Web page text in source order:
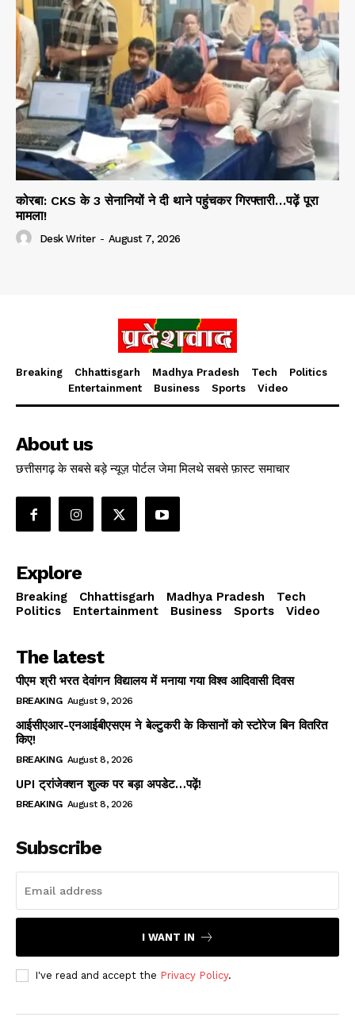
कोरबा: CKS के 3 सेनानियों ने दी थाने पहुंचकर गिरफ्तारी…पढ़ें पूरा
मामला!
Desk Writer - August 7, 2026
Breaking Chhattisgarh Madhya Pradesh Tech
Politics
Entertainment
Business Sports Video
About us
छत्तीसगढ़ के सबसे बड़े न्यूज़ पोर्टल जेमा मिलथे सबसे फ़ास्ट समाचार
Explore
Breaking Chhattisgarh Madhya Pradesh
Tech
Politics
Entertainment Business Sports Video
The latest
पीएम श्री भरत देवांगन विद्यालय में मनाया गया विश्व आदिवासी दिवस
BREAKING August 9, 2026
आईसीएआर-एनआईबीएसएम ने बेल्टुकरी के किसानों को स्टोरेज बिन वितरित
किए!
BREAKING August 8, 2026
UPI ट्रांजेक्शन शुल्क पर बड़ा अपडेट…पढ़ें!
BREAKING August 8, 2026
Subscribe
I WANT IN
I've read and accept the Privacy Policy.